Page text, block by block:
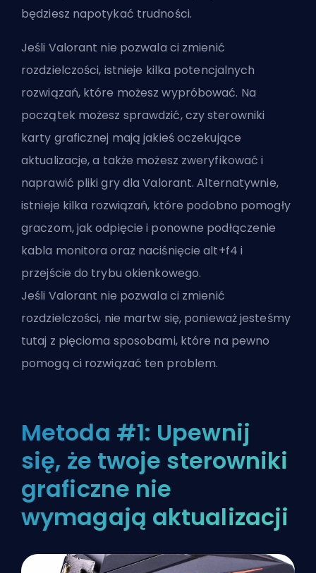
będziesz napotykać trudności.
Jeśli Valorant nie pozwala ci zmienić
rozdzielczości, istnieje kilka potencjalnych
rozwiązań, które możesz wypróbować. Na
początek możesz sprawdzić, czy sterowniki
karty graficznej mają jakieś oczekujące
aktualizacje, a także możesz zweryfikować i
naprawić pliki gry dla Valorant. Alternatywnie,
istnieje kilka rozwiązań, które podobno pomogły
graczom, jak odpięcie i ponowne podłączenie
kabla monitora oraz naciśnięcie alt+f4 i
przejście do trybu okienkowego.
Jeśli Valorant nie pozwala ci zmienić
rozdzielczości, nie martw się, ponieważ jesteśmy
tutaj z pięcioma sposobami, które na pewno
pomogą ci rozwiązać ten problem.
Metoda #1: Upewnij
się, że twoje sterowniki
graficzne nie
wymagają aktualizacji